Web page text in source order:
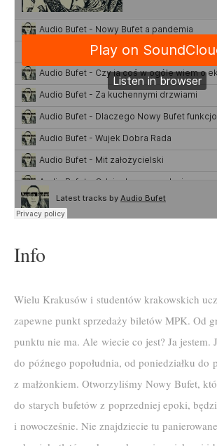
Info
Wielu Krakusów i studentów krakowskich
zapewne punkt sprzedaży biletów MPK. Od
punktu nie ma. Ale wiecie co jest? Ja jestem.
do późnego popołudnia, od poniedziałku do
z małżonkiem. Otworzyliśmy Nowy Bufet,
do starych bufetów z poprzedniej epoki,
i nowocześnie. Nie znajdziecie tu